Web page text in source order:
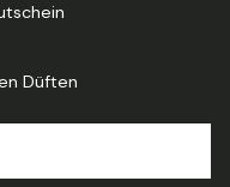
Düften